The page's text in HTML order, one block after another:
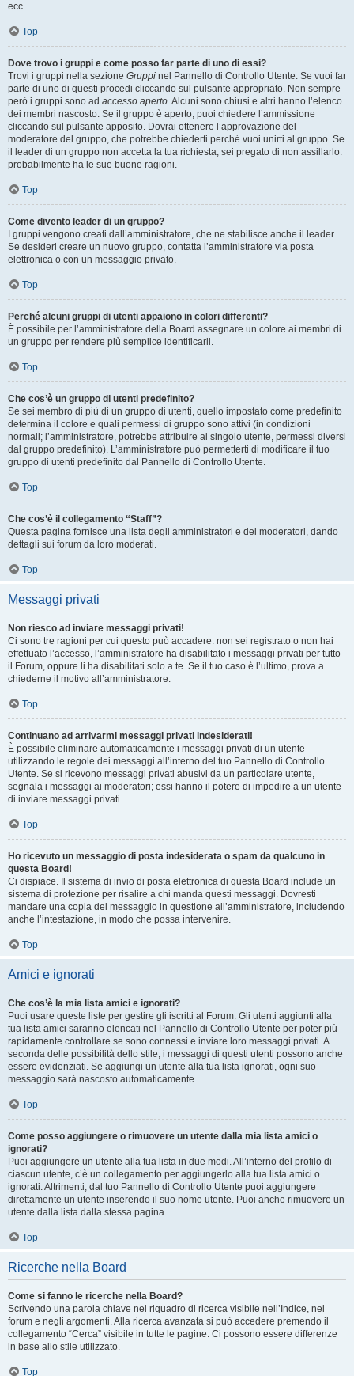
ecc.
Top
Dove trovo i gruppi e come posso far parte di uno di essi?
Trovi i gruppi nella sezione Gruppi nel Pannello di Controllo Utente. Se vuoi far
parte di uno di questi procedi cliccando sul pulsante appropriato. Non sempre
però i gruppi sono ad accesso aperto. Alcuni sono chiusi e altri hanno l’elenco
dei membri nascosto. Se il gruppo è aperto, puoi chiedere l’ammissione
cliccando sul pulsante apposito. Dovrai ottenere l’approvazione del
moderatore del gruppo, che potrebbe chiederti perché vuoi unirti al gruppo. Se
il leader di un gruppo non accetta la tua richiesta, sei pregato di non assillarlo:
probabilmente ha le sue buone ragioni.
Top
Come divento leader di un gruppo?
I gruppi vengono creati dall’amministratore, che ne stabilisce anche il leader.
Se desideri creare un nuovo gruppo, contatta l’amministratore via posta
elettronica o con un messaggio privato.
Top
Perché alcuni gruppi di utenti appaiono in colori differenti?
È possibile per l’amministratore della Board assegnare un colore ai membri di
un gruppo per rendere più semplice identificarli.
Top
Che cos’è un gruppo di utenti predefinito?
Se sei membro di più di un gruppo di utenti, quello impostato come predefinito
determina il colore e quali permessi di gruppo sono attivi (in condizioni
normali; l’amministratore, potrebbe attribuire al singolo utente, permessi diversi
dal gruppo predefinito). L’amministratore può permetterti di modificare il tuo
gruppo di utenti predefinito dal Pannello di Controllo Utente.
Top
Che cos’è il collegamento “Staff”?
Questa pagina fornisce una lista degli amministratori e dei moderatori, dando
dettagli sui forum da loro moderati.
Top
Messaggi privati
Non riesco ad inviare messaggi privati!
Ci sono tre ragioni per cui questo può accadere: non sei registrato o non hai
effettuato l’accesso, l’amministratore ha disabilitato i messaggi privati per tutto
il Forum, oppure li ha disabilitati solo a te. Se il tuo caso è l’ultimo, prova a
chiederne il motivo all’amministratore.
Top
Continuano ad arrivarmi messaggi privati indesiderati!
È possibile eliminare automaticamente i messaggi privati ​​di un utente
utilizzando le regole dei messaggi all’interno del tuo Pannello di Controllo
Utente. Se si ricevono messaggi privati ​​abusivi da un particolare utente,
segnala i messaggi ai moderatori; essi hanno il potere di impedire a un utente
di inviare messaggi privati​​.
Top
Ho ricevuto un messaggio di posta indesiderata o spam da qualcuno in
questa Board!
Ci dispiace. Il sistema di invio di posta elettronica di questa Board include un
sistema di protezione per risalire a chi manda questi messaggi. Dovresti
mandare una copia del messaggio in questione all’amministratore, includendo
anche l’intestazione, in modo che possa intervenire.
Top
Amici e ignorati
Che cos’è la mia lista amici e ignorati?
Puoi usare queste liste per gestire gli iscritti al Forum. Gli utenti aggiunti alla
tua lista amici saranno elencati nel Pannello di Controllo Utente per poter più
rapidamente controllare se sono connessi e inviare loro messaggi privati. A
seconda delle possibilità dello stile, i messaggi di questi utenti possono anche
essere evidenziati. Se aggiungi un utente alla tua lista ignorati, ogni suo
messaggio sarà nascosto automaticamente.
Top
Come posso aggiungere o rimuovere un utente dalla mia lista amici o
ignorati?
Puoi aggiungere un utente alla tua lista in due modi. All’interno del profilo di
ciascun utente, c’è un collegamento per aggiungerlo alla tua lista amici o
ignorati. Altrimenti, dal tuo Pannello di Controllo Utente puoi aggiungere
direttamente un utente inserendo il suo nome utente. Puoi anche rimuovere un
utente dalla lista dalla stessa pagina.
Top
Ricerche nella Board
Come si fanno le ricerche nella Board?
Scrivendo una parola chiave nel riquadro di ricerca visibile nell’Indice, nei
forum e negli argomenti. Alla ricerca avanzata si può accedere premendo il
collegamento “Cerca” visibile in tutte le pagine. Ci possono essere differenze
in base allo stile utilizzato.
Top